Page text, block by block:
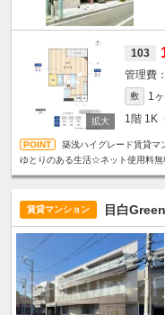
103
敷 1
1階 1K
築浅ハイグレード賃貸
ゆとりのある生活☆ネット使用料
賃貸マンション 目白